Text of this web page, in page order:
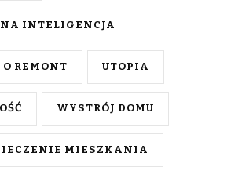
INTELIGENCJA
REMONT UTOPIA
WYSTRÓJ DOMU
MIESZKANIA